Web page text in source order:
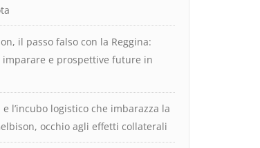
il passo falso con la Reggina:
imparare e prospettive future in
e l’incubo logistico che imbarazza la
occhio agli effetti collaterali